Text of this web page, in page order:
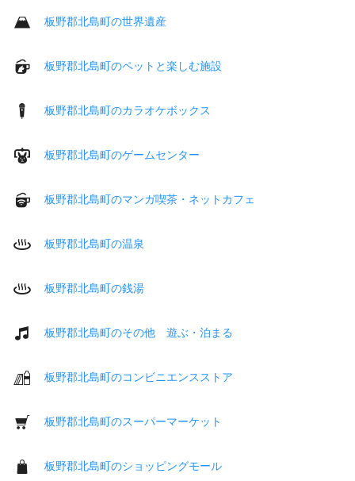
板野郡北島町の世界遺産
板野郡北島町のペットと楽しむ施設
板野郡北島町のカラオケボックス
板野郡北島町のゲームセンター
板野郡北島町のマンガ喫茶・ネットカフェ
板野郡北島町の温泉
板野郡北島町の銭湯
板野郡北島町のその他 遊ぶ・泊まる
板野郡北島町のコンビニエンスストア
板野郡北島町のスーパーマーケット
板野郡北島町のショッピングモール